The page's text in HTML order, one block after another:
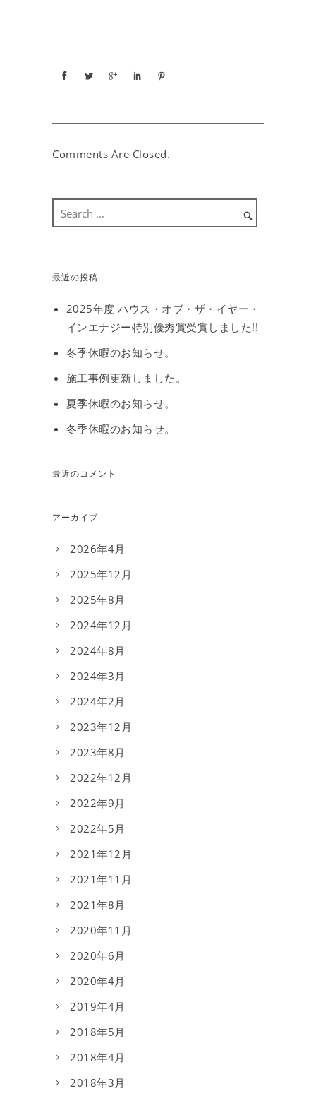
Comments Are Closed.
最近の投稿
2025年度 ハウス・オブ・ザ・イヤー・
インエナジー特別優秀賞受賞しました!!
冬季休暇のお知らせ。
施工事例更新しました。
夏季休暇のお知らせ。
冬季休暇のお知らせ。
最近のコメント
アーカイブ
2026年4月
2025年12月
2025年8月
2024年12月
2024年8月
2024年3月
2024年2月
2023年12月
2023年8月
2022年12月
2022年9月
2022年5月
2021年12月
2021年11月
2021年8月
2020年11月
2020年6月
2020年4月
2019年4月
2018年5月
2018年4月
2018年3月